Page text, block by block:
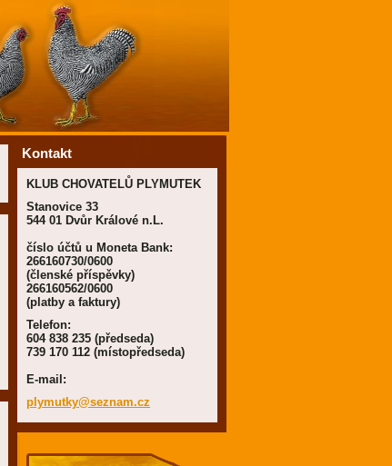
Kontakt
KLUB CHOVATELŮ PLYMUTEK
Stanovice 33
544 01 Dvůr Králové n.L.
číslo účtů u Moneta Bank:
266160730/0600
(členské příspěvky)
266160562/0600
(platby a faktury)
Telefon:
604 838 235 (předseda)
739 170 112 (místopředseda)
E-mail:
plymutky@seznam.cz